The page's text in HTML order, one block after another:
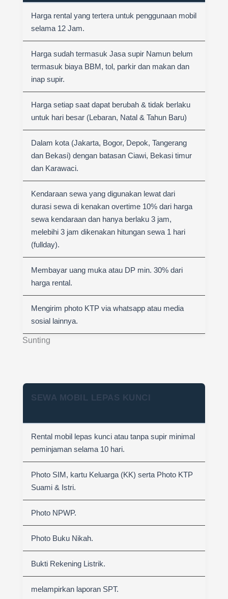
Sunting
Harga rental yang tertera untuk penggunaan mobil
selama 12 Jam.
Harga sudah termasuk Jasa supir Namun belum
termasuk biaya BBM, tol, parkir dan makan dan
inap supir.
Harga setiap saat dapat berubah & tidak berlaku
untuk hari besar (Lebaran, Natal & Tahun Baru)
Dalam kota (Jakarta, Bogor, Depok, Tangerang
dan Bekasi) dengan batasan Ciawi, Bekasi timur
dan Karawaci.
Kendaraan sewa yang digunakan lewat dari
durasi sewa di kenakan overtime 10% dari harga
sewa kendaraan dan hanya berlaku 3 jam,
melebihi 3 jam dikenakan hitungan sewa 1 hari
(fullday).
Membayar uang muka atau DP min. 30% dari
harga rental.
Mengirim photo KTP via whatsapp atau media
sosial lainnya.
SEWA MOBIL LEPAS KUNCI
Rental mobil lepas kunci atau tanpa supir minimal
peminjaman selama 10 hari.
Photo SIM, kartu Keluarga (KK) serta Photo KTP
Suami & Istri.
Photo NPWP.
Photo Buku Nikah.
Bukti Rekening Listrik.
melampirkan laporan SPT.